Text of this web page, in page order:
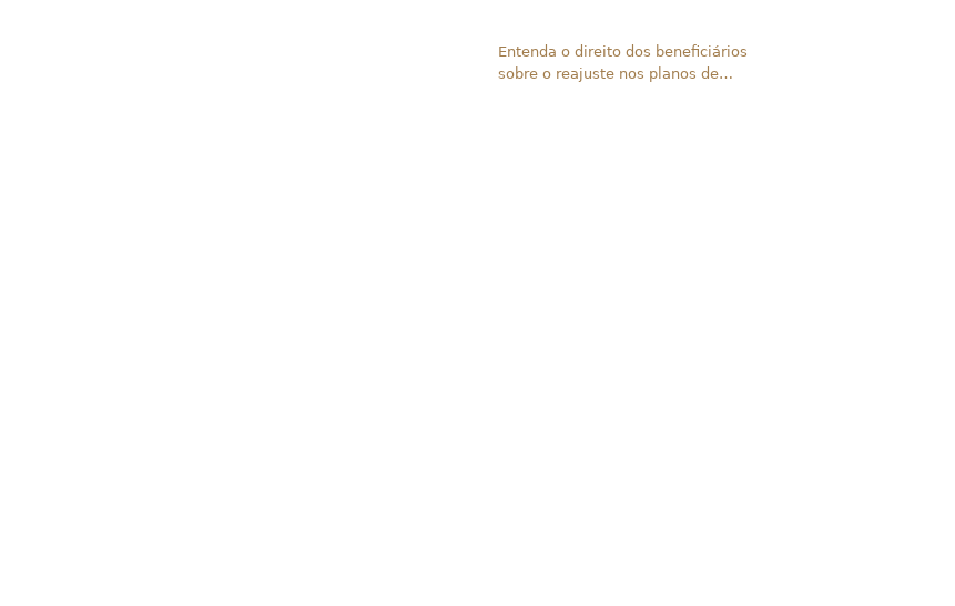
Entenda o direito dos beneficiários
sobre o reajuste nos planos de